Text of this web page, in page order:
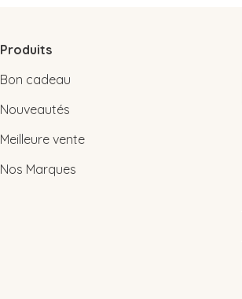
Produits
Bon cadeau
Nouveautés
Meilleure vente
Nos Marques